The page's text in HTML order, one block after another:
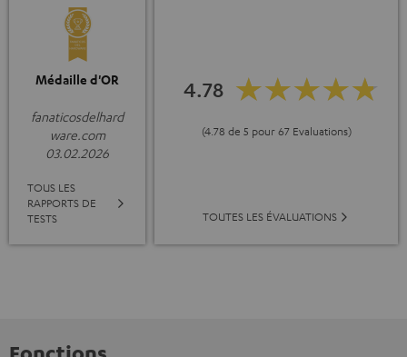
Médaille d'OR
fanaticosdelhard
ware.com
03.02.2026
TOUS LES
RAPPORTS DE
TESTS
4.78
(4.78 de 5 pour 67 Evaluations)
TOUTES LES ÉVALUATIONS